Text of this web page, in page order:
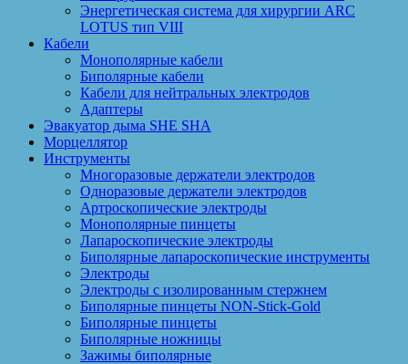
Энергетическая система для хирургии ARC
LOTUS тип VIII
Кабели
Монополярные кабели
Биполярные кабели
Кабели для нейтральных электродов
Адаптеры
Эвакуатор дыма SHE SHA
Морцеллятор
Инструменты
Многоразовые держатели электродов
Одноразовые держатели электродов
Артроскопические электроды
Монополярные пинцеты
Лапароскопические электроды
Биполярные лапароскопические инструменты
Электроды
Электроды с изолированным стержнем
Биполярные пинцеты NON-Stick-Gold
Биполярные пинцеты
Биполярные ножницы
Зажимы биполярные